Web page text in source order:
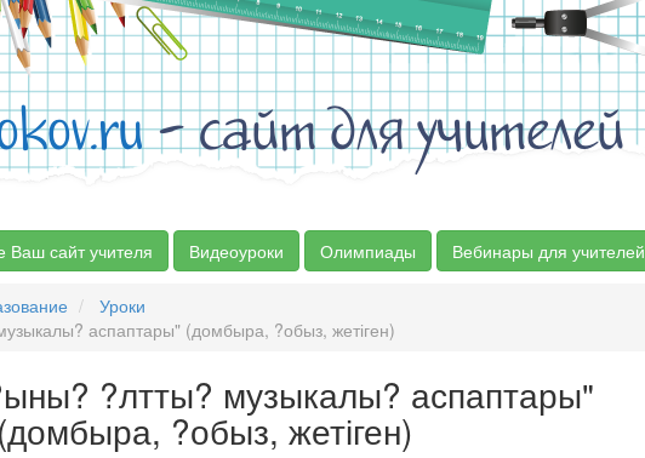
- сайт для учителей
Ваш сайт учителя Видеоуроки Олимпиады Вебинары для учителей
Уроки
аспаптары" (домбыра, ?обыз, жетіген)
?лтты? музыкалы? аспаптары"
(домбыра, ?обыз, жетіген)